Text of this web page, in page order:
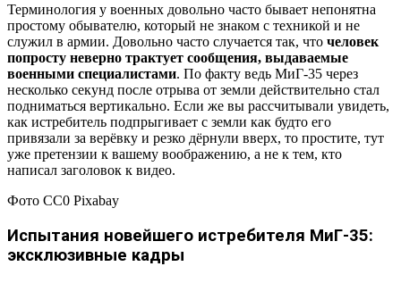
Терминология у военных довольно часто бывает непонятна
простому обывателю, который не знаком с техникой и не
служил в армии. Довольно часто случается так, что человек
попросту неверно трактует сообщения, выдаваемые
военными специалистами. По факту ведь МиГ-35 через
несколько секунд после отрыва от земли действительно стал
подниматься вертикально. Если же вы рассчитывали увидеть,
как истребитель подпрыгивает с земли как будто его
привязали за верёвку и резко дёрнули вверх, то простите, тут
уже претензии к вашему воображению, а не к тем, кто
написал заголовок к видео.
Фото СС0 Pixabay
Испытания новейшего истребителя МиГ-35:
эксклюзивные кадры